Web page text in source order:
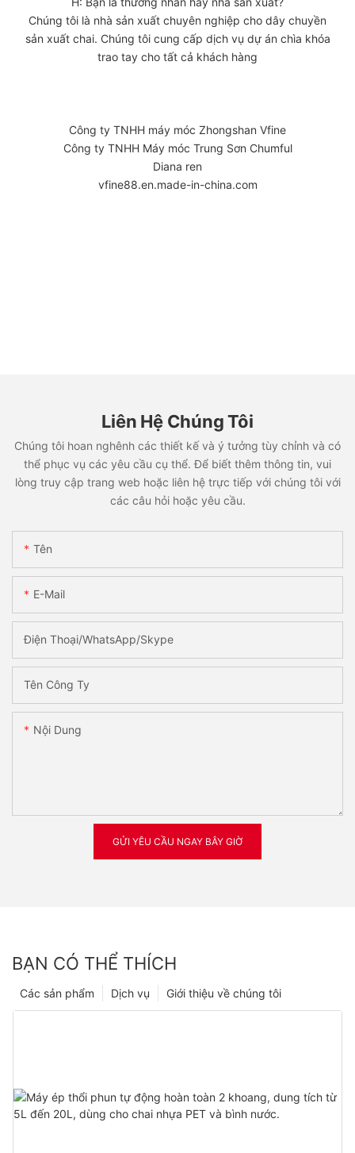
Chúng tôi là nhà sản xuất chuyên nghiệp cho dây chuyền
sản xuất chai. Chúng tôi cung cấp dịch vụ dự án chìa khóa
trao tay cho tất cả khách hàng
Công ty TNHH máy móc Zhongshan Vfine
Công ty TNHH Máy móc Trung Sơn Chumful
Diana ren
vfine88.en.made-in-china.com
Liên Hệ Chúng Tôi
Chúng tôi hoan nghênh các thiết kế và ý tưởng tùy chỉnh và có
thể phục vụ các yêu cầu cụ thể. Để biết thêm thông tin, vui
lòng truy cập trang web hoặc liên hệ trực tiếp với chúng tôi với
các câu hỏi hoặc yêu cầu.
Tên
E-Mail
Điện Thoại/WhatsApp/Skype
Tên Công Ty
Nội Dung
GỬI YÊU CẦU NGAY BÂY GIỜ
BẠN CÓ THỂ THÍCH
Giới thiệu về chúng tôi
Dịch vụ
Các sản phẩm